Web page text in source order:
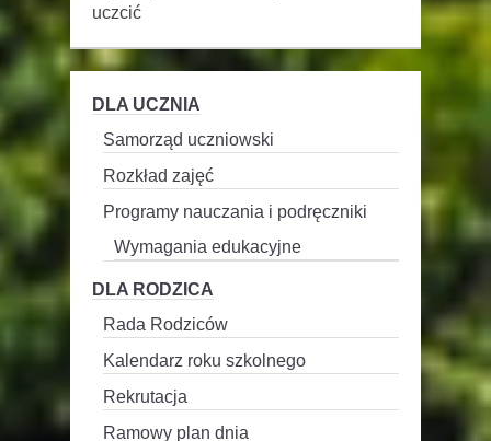
uczcić
DLA UCZNIA
Samorząd uczniowski
Rozkład zajęć
Programy nauczania i podręczniki
Wymagania edukacyjne
DLA RODZICA
Rada Rodziców
Kalendarz roku szkolnego
Rekrutacja
Ramowy plan dnia